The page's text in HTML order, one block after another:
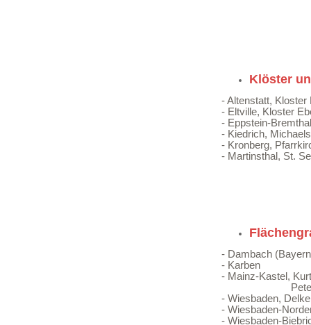
Klöster
- Altenstatt, Kloster
- Eltville, Kloster
- Eppstein-
- Kiedrich,
- Kronberg,
- Martinsthal, St.
- Dambach
- Karben
- Mainz-Kastel,
Petersweg,
- Wiesbaden,
- Wiesbaden-
- Wiesbaden-